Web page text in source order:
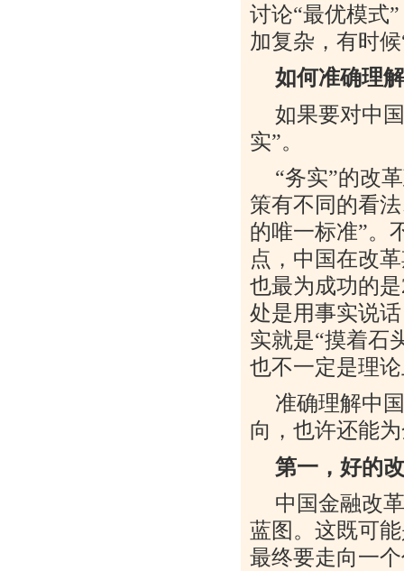
讨论“最优模式”
加复杂，有时候
如何准确理
如果要对中
实”。
“务实”的改
策有不同的看
的唯一标准”。
点，中国在改
也最为成功的是
处是用事实说
实就是“摸着石
也不一定是理
准确理解中
向，也许还能
第一，好的
中国金融改
蓝图。这既可
最终要走向一